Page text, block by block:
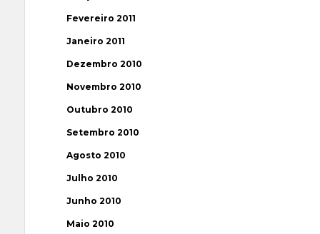
Fevereiro 2011
Janeiro 2011
Dezembro 2010
Novembro 2010
Outubro 2010
Setembro 2010
Agosto 2010
Julho 2010
Junho 2010
Maio 2010